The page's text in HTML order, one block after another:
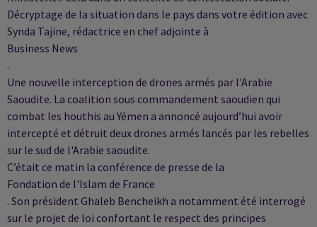
Décryptage de la situation dans le pays dans votre édition avec
Synda Tajine, rédactrice en chef adjointe à
Business News
.
Une nouvelle interception de drones armés par l'Arabie
Saoudite. La coalition sous commandement saoudien qui
combat les houthis au Yémen a annoncé aujourd’hui avoir
intercepté et détruit deux drones armés lancés par les rebelles
sur le sud de l'Arabie saoudite.
C’était ce matin la conférence de presse de la
Fondation de l'Islam de France
. Son président Ghaleb Bencheikh a notamment été interrogé
sur le projet de loi confortant le respect des principes